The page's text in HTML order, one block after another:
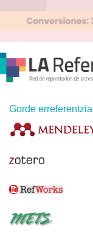
Gorde erreferentzia